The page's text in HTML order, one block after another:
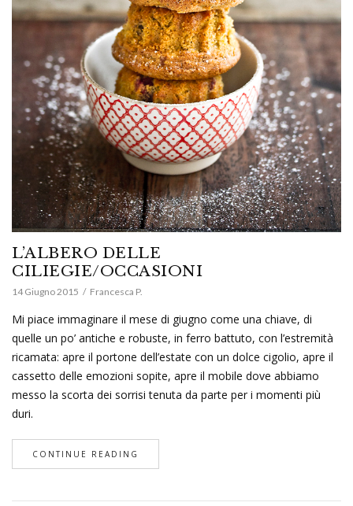
L’ALBERO DELLE
CILIEGIE/OCCASIONI
14 Giugno 2015 Francesca P.
Mi piace immaginare il mese di giugno come una chiave, di
quelle un po’ antiche e robuste, in ferro battuto, con l’estremità
ricamata: apre il portone dell’estate con un dolce cigolio, apre il
cassetto delle emozioni sopite, apre il mobile dove abbiamo
messo la scorta dei sorrisi tenuta da parte per i momenti più
duri.
CONTINUE READING